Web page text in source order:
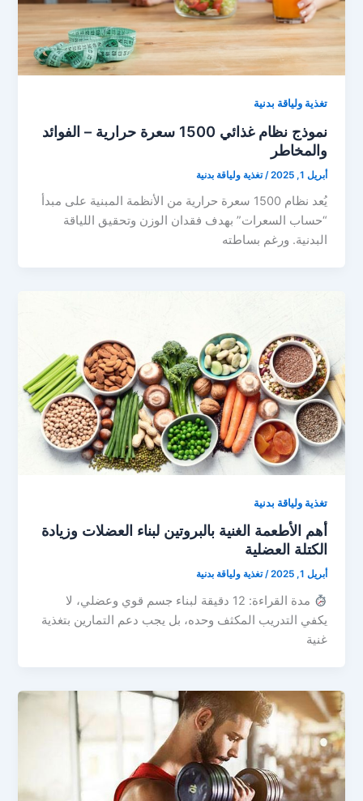
تغذية ولياقة بدنية
نموذج نظام غذائي 1500 سعرة حرارية – الفوائد
والمخاطر
أبريل 1, 2025 /تغذية ولياقة بدنية
يُعد نظام 1500 سعرة حرارية من الأنظمة المبنية على مبدأ
“حساب السعرات” بهدف فقدان الوزن وتحقيق اللياقة
البدنية. ورغم بساطته
تغذية ولياقة بدنية
أهم الأطعمة الغنية بالبروتين لبناء العضلات وزيادة
الكتلة العضلية
أبريل 1, 2025 /تغذية ولياقة بدنية
مدة القراءة: 12 دقيقة لبناء جسم قوي وعضلي، لا
يكفي التدريب المكثف وحده، بل يجب دعم التمارين بتغذية
غنية